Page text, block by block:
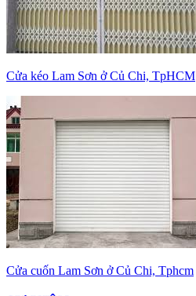
Cửa kéo Lam Sơn ở Củ Chi, TpHCM
Cửa cuốn Lam Sơn ở Củ Chi, Tphcm